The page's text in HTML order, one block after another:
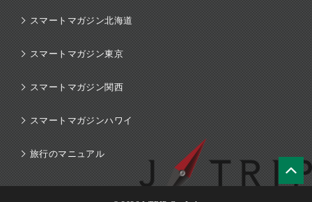
スマートマガジン北海道
スマートマガジン東京
スマートマガジン関西
スマートマガジンハワイ
旅行のマニュアル